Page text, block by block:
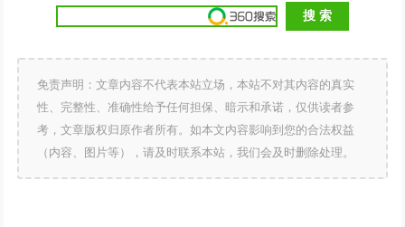
免责声明：文章内容不代表本站立场，本站不对其内容的真实
性、完整性、准确性给予任何担保、暗示和承诺，仅供读者参
考，文章版权归原作者所有。如本文内容影响到您的合法权益
（内容、图片等），请及时联系本站，我们会及时删除处理。